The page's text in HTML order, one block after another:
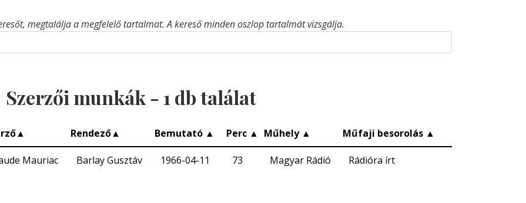
megtalálja a megfelelő tartalmat. A kereső minden oszlop tartalmát vizsgálja.
Szerzői munkák - 1 db találat
▲ Rendező▲ Bemutató ▲ Perc ▲ Műhely ▲ Műfaji besorolás ▲
Mauriac Barlay Gusztáv 1966-04-11 73 Magyar Rádió Rádióra írt